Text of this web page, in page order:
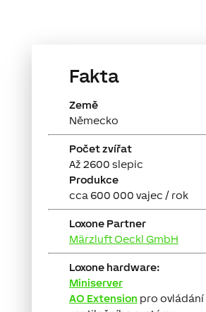
Fakta
Země
Německo
Počet zvířat
Až 2600 slepic
Produkce
cca 600 000 vajec / rok
Loxone Partner
Märzluft Oeckl GmbH
Loxone hardware:
Miniserver
AO Extension pro ovládání